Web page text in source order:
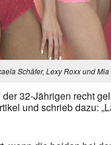
Schäfer, Lexy Roxx und
32-Jährigen recht
und schrieb dazu: